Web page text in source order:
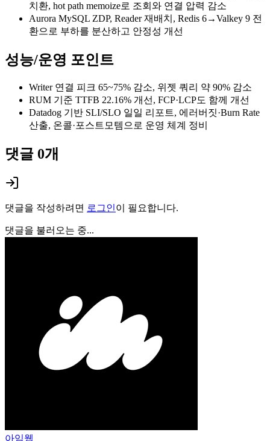
치환, hot path memoize로 조회와 연결 압력 감소
Aurora MySQL ZDP, Reader 재배치, Redis 6→Valkey 9 전
환으로 부하를 분산하고 안정성 개선
성능/운영 포인트
Writer 연결 피크 65~75% 감소, 위젯 쿼리 약 90% 감소
RUM 기준 TTFB 22.16% 개선, FCP·LCP도 함께 개선
Datadog 기반 SLI/SLO 일일 리포트, 에러버짓·Burn Rate
산출, 온콜·포스트모템으로 운영 체계 정비
댓글 0개
댓글을 작성하려면 로그인이 필요합니다.
댓글을 불러오는 중...
아임웹